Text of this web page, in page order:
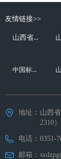
山西省人民政府
友情链接>>
中国标准化研究院
地址： 山西
2310）
电话： 0351-
邮箱：